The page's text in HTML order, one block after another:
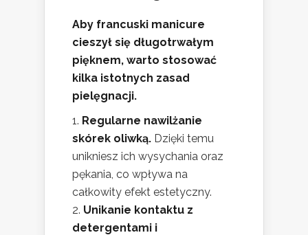
Aby francuski manicure
cieszył się długotrwałym
pięknem, warto stosować
kilka istotnych zasad
pielęgnacji.
Regularne nawilżanie
skórek oliwką. Dzięki temu
unikniesz ich wysychania oraz
pękania, co wpływa na
całkowity efekt estetyczny.
Unikanie kontaktu z
detergentami i